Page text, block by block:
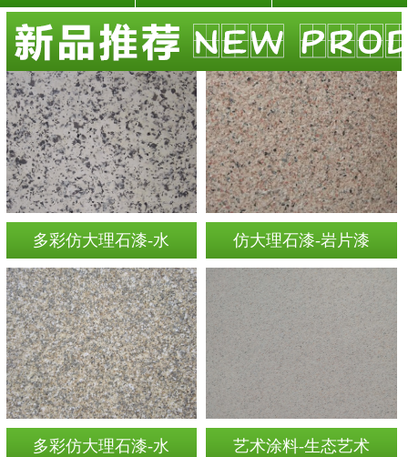
多彩仿大理石漆-水 仿大理石漆-岩片漆
多彩仿大理石漆-水 艺术涂料-生态艺术